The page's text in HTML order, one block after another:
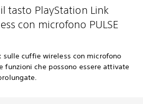
tasto PlayStation Link
con microfono PULSE
sulle cuffie wireless con microfono
funzioni che possono essere attivate